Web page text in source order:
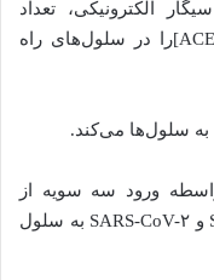
الکترونیکی، تعداد
گیرنده‌های آنزیم مبدل آنژیوتانسین ۲ [ACE۲]را در سلول‌های راه
به سلول‌ها می‌کند.
آنزیم مبدل آنژیوتانسین ۲ واسطه ورود سه سویه از
کرونا ویروس‌ها شامل: SARS-CoV، NL۶۳ و SARS-CoV-۲ به سلول